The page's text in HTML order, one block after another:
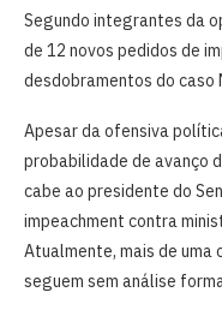
Segundo integrantes da
de 12 novos pedidos de
desdobramentos do
Apesar da ofensiva
probabilidade de avanço
cabe ao presidente do
impeachment contra
Atualmente, mais de uma
seguem sem análise